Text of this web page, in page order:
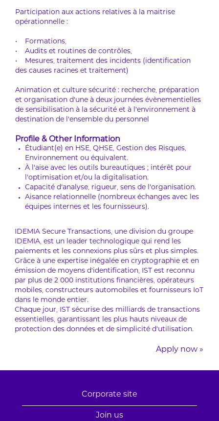
Participation aux actions relatives à la maitrise
opérationnelle :
• Formations,
• Audits et routines de contrôles,
• Mesures, traitement des incidents (identification
des causes racines et traitement)
Animation et culture sécurité : recherche, préparation
et organisation d'une à deux journées évènementielles
de sensibilisation à la sécurité et à l'environnement à
destination de l'ensemble du personnel
Profile & Other Information
Étudiant(e) en HSE, QHSE, Gestion des Risques,
Environnement ou équivalent.
À l'aise avec les outils bureautiques ; intérêt pour
l'optimisation et/ou la digitalisation.
Capacité d'analyse, rigueur, sens de l'organisation.
Aisance relationnelle (nombreux échanges avec les
équipes internes et les fournisseurs).
IDEMIA Secure Transactions, une division du groupe
IDEMIA, est un leader technologique qui rend les
paiements et les connexions plus sûrs et plus simples.
Grâce à une expertise inégalée en cryptographie et en
émission de moyens d’identification, IST est reconnu
par plus de 2 000 institutions financières, opérateurs
mobiles, constructeurs automobiles et fournisseurs IoT
dans le monde entier.
Chaque jour, IST sécurise des milliards de transactions
essentielles, garantissant les plus hauts niveaux de
protection des données et de simplicité d’utilisation.
Apply now »
Corporate site
Join us